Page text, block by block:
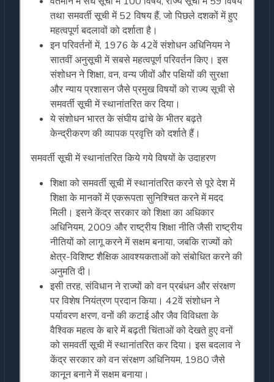
तथा समवर्ती सूची में 52 विषय हैं, जो पिछले दशकों में हुए
महत्वपूर्ण बदलावों को दर्शाता है।
इन परिवर्तनों में, 1976 के 42वें संशोधन अधिनियम ने
सातवीं अनुसूची में सबसे महत्वपूर्ण परिवर्तन किए। इस
संशोधन ने शिक्षा, वन, वन्य जीवों और पक्षियों की सुरक्षा
और न्याय प्रशासन जैसे प्रमुख विषयों को राज्य सूची से
समवर्ती सूची में स्थानांतरित कर दिया।
ये संशोधन भारत के संघीय ढांचे के भीतर बढ़ते
केन्द्रीकरण की व्यापक प्रवृत्ति को दर्शाते हैं।
समवर्ती सूची में स्थानांतरित किये गये विषयों के उदाहरण
शिक्षा को समवर्ती सूची में स्थानांतरित करने से पूरे देश में
शिक्षा के मानकों में एकरूपता सुनिश्चित करने में मदद
मिली। इसने केंद्र सरकार को शिक्षा का अधिकार
अधिनियम, 2009 और राष्ट्रीय शिक्षा नीति जैसी राष्ट्रीय
नीतियों को लागू करने में सक्षम बनाया, जबकि राज्यों को
क्षेत्र-विशिष्ट शैक्षिक आवश्यकताओं को संबोधित करने की
अनुमति दी।
इसी तरह, संविधान ने राज्यों को वन प्रबंधन और संरक्षण
पर विशेष नियंत्रण प्रदान किया। 42वें संशोधन ने
पर्यावरण क्षरण, वनों की कटाई और जैव विविधता के
वैश्विक महत्व के बारे में बढ़ती चिंताओं को देखते हुए वनों
को समवर्ती सूची में स्थानांतरित कर दिया। इस बदलाव ने
केंद्र सरकार को वन संरक्षण अधिनियम, 1980 जैसे
कानून बनाने में सक्षम बनाया।